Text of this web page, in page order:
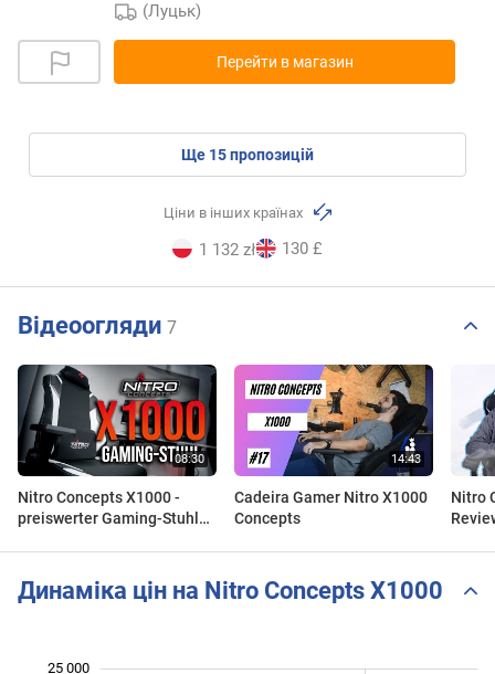
(Луцьк)
Перейти в магазин
ще 15пропозицій
Ціни в інших країнах
1 132 zł 130 £
Відеоогляди 7
Nitro Concepts X1000 -
preiswerter Gaming-Stuhl
Cadeira Gamer Nitro X1000
Concepts
Nitro
Динаміка цін на Nitro Concepts X1000
25 000